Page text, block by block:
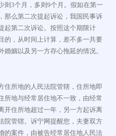
则3个月，多则9个月。假如在第一
那么第二次提起诉讼，我国民事诉
起第二次诉讼。按照这个期限计
的，从时间上计算，差不多一共要
姻以及另一方存心拖延的情况。
所地的人民法院管辖，住所地即
所地与经常居住地不一致，由经常
开住所地超过一年，另一方起诉离
院管辖。诉宁网提醒您，夫妻双方
的案件，由被告经常居住地人民法